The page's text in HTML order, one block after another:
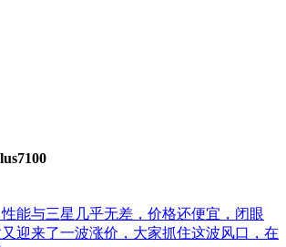
能与三星几乎无差，价格还便宜，闭眼
迎来了一波涨价，大家抓住这波风口，在